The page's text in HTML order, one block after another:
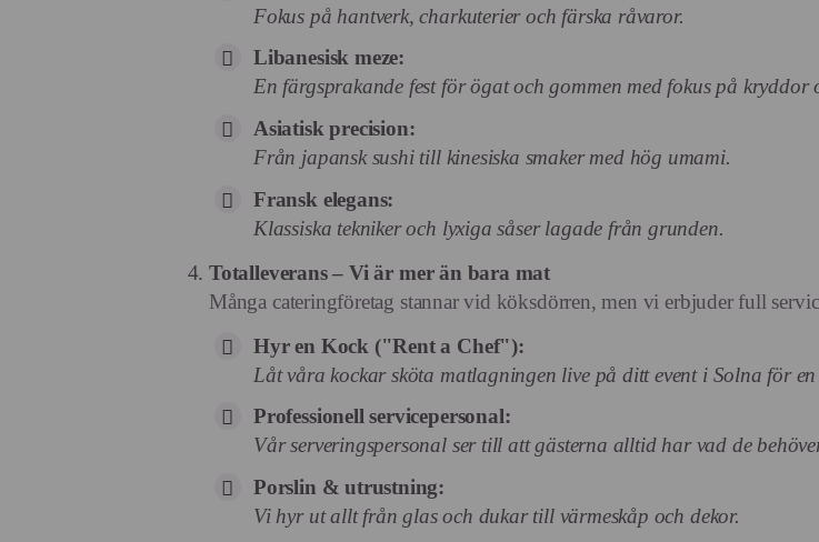
Fokus på hantverk, charkuterier och färska råvaror.
Libanesisk meze:
En färgsprakande fest för ögat och gommen med fokus på kryddor
Asiatisk precision:
Från japansk sushi till kinesiska smaker med hög umami.
Fransk elegans:
Klassiska tekniker och lyxiga såser lagade från grunden.
Totalleverans – Vi är mer än bara mat
Många cateringföretag stannar vid köksdörren, men vi erbjuder full
Hyr en Kock ("Rent a Chef"):
Låt våra kockar sköta matlagningen live på ditt event i Solna för en
Professionell servicepersonal:
Vår serveringspersonal ser till att gästerna alltid har vad de
Porslin & utrustning:
Vi hyr ut allt från glas och dukar till värmeskåp och dekor.